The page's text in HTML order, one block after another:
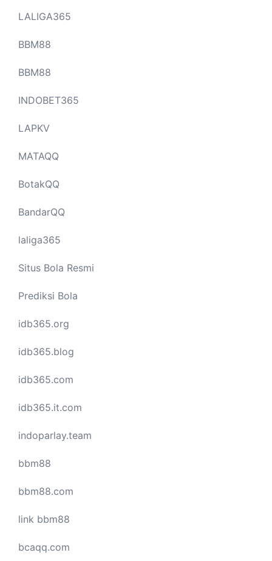
LALIGA365
BBM88
BBM88
INDOBET365
LAPKV
MATAQQ
BotakQQ
BandarQQ
laliga365
Situs Bola Resmi
Prediksi Bola
idb365.org
idb365.blog
idb365.com
idb365.it.com
indoparlay.team
bbm88
bbm88.com
link bbm88
bcaqq.com